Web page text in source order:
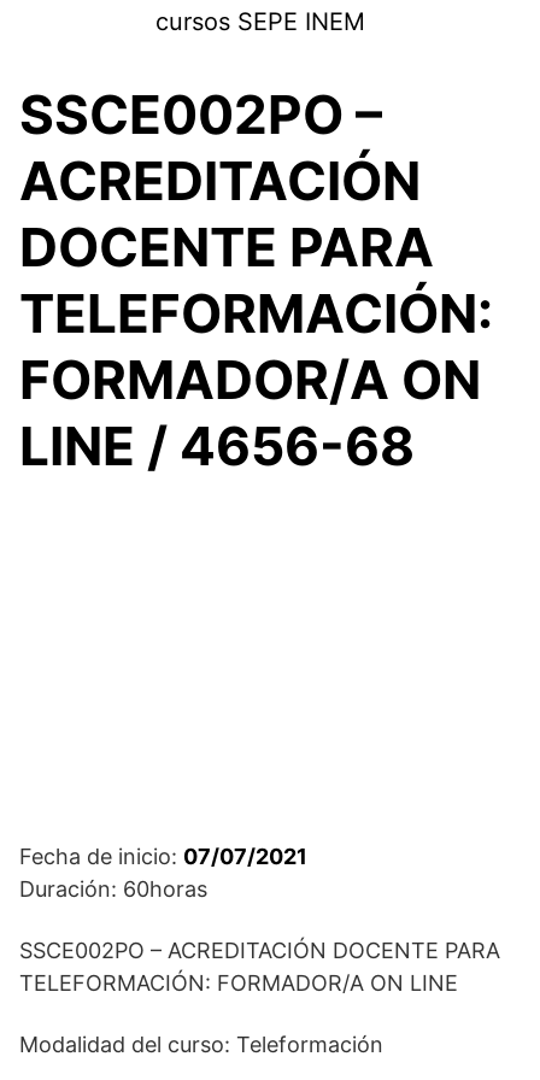
cursos SEPE INEM
SSCE002PO –
ACREDITACIÓN
DOCENTE PARA
TELEFORMACIÓN:
FORMADOR/A ON
LINE / 4656-68
Fecha de inicio: 07/07/2021
Duración: 60horas
SSCE002PO – ACREDITACIÓN DOCENTE PARA
TELEFORMACIÓN: FORMADOR/A ON LINE
Modalidad del curso: Teleformación